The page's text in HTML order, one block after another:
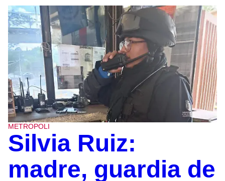
METROPOLI
Silvia Ruiz:
madre, guardia de